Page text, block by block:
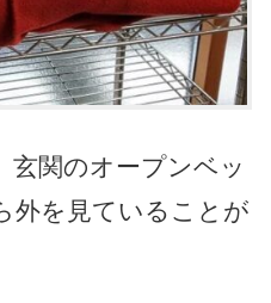
玄関のオープンベッ
外を見ていることが